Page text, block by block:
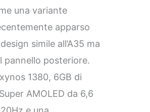
una variante
apparso
simile all’A35 ma
pannello posteriore.
1380, 6GB di
AMOLED da 6,6